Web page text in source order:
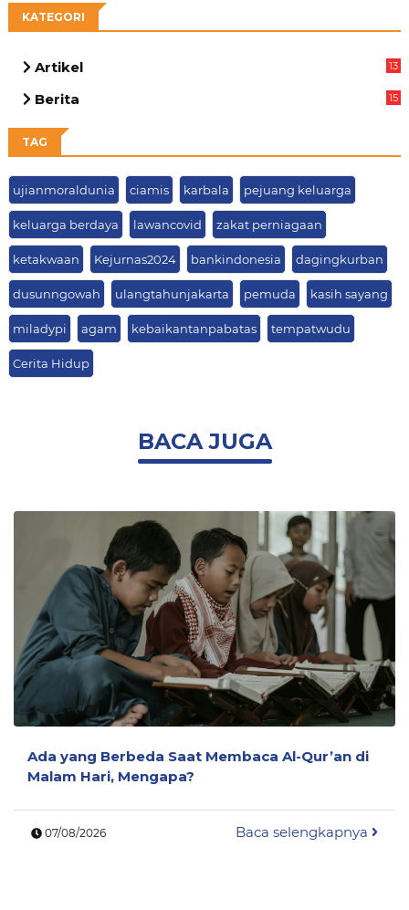
KATEGORI
Artikel
13
Berita
15
TAG
ujianmoraldunia ciamis karbala pejuang keluarga
keluarga berdaya lawancovid zakat perniagaan
ketakwaan Kejurnas2024 bankindonesia dagingkurban
dusunngowah ulangtahunjakarta pemuda kasih sayang
miladypi agam kebaikantanpabatas tempatwudu
Cerita Hidup
BACA JUGA
Ada yang Berbeda Saat Membaca Al-Qur’an di
Malam Hari, Mengapa?
07/08/2026 Baca selengkapnya